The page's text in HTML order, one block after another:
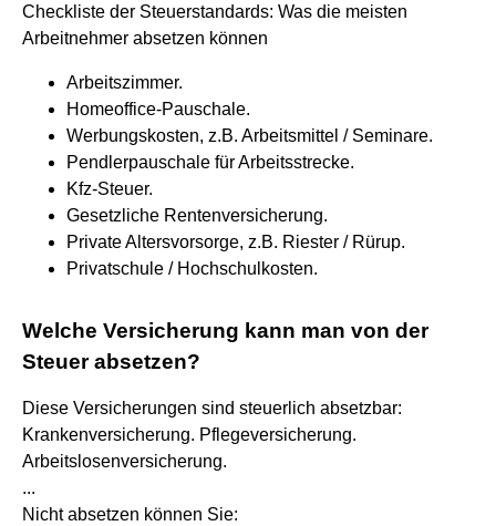
Checkliste der Steuerstandards: Was die meisten
Arbeitnehmer absetzen können
Arbeitszimmer.
Homeoffice-Pauschale.
Werbungskosten, z.B. Arbeitsmittel / Seminare.
Pendlerpauschale für Arbeitsstrecke.
Kfz-Steuer.
Gesetzliche Rentenversicherung.
Private Altersvorsorge, z.B. Riester / Rürup.
Privatschule / Hochschulkosten.
Welche Versicherung kann man von der
Steuer absetzen?
Diese Versicherungen sind steuerlich absetzbar:
Krankenversicherung. Pflegeversicherung.
Arbeitslosenversicherung.
...
Nicht absetzen können Sie: